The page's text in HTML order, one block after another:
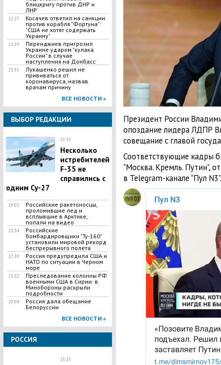
блицкригу против ДНР и
ЛНР
12:27
​Косачев ответил на санкции
против корабля "Фортуна":
"США не хотят содержать
Украину"
12:19
Перенджиев пригрозил
Украине ударом "кулака
России" в случае
наступления на Донбасс
23:55
Лукашенко решил не
прививаться от
коронавируса, назвав
врачам причину
ВСЕ НОВОСТИ »
ВЫБОР РЕДАКЦИИ
11:55
Несколько
истребителей
F-35 не
справились с
одним Су-27
19:02
Российские ракетоносцы,
проломившие лед и
всплывшие в Арктике,
попали на видео
23:34
Российские
бомбардировщики "Ту-160"
установили мировой рекорд
беспрерывного полета
17:39
Россия предупредила США и
НАТО по ситуации в Черном
море
21:52
Преследование колонны РФ
военными США в Сирии: в
Минобороны раскрыли
подробности
20:04
Россия дала обещание
Белоруссии
ВСЕ НОВОСТИ »
РОССИЯ
15:25
Президент России
опоздание лидера ЛДПР
совещание с главой
Соответствующие кадры
"Москва. Кремль. Путин",
в Telegram-канале "Пул N3".